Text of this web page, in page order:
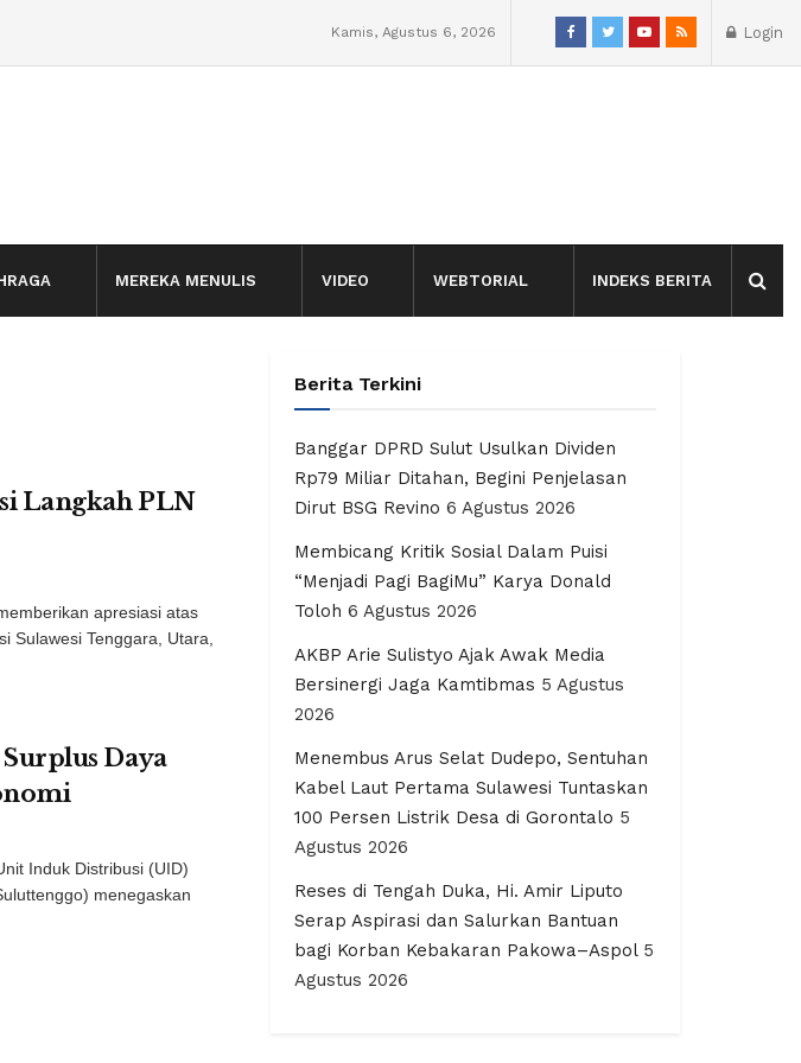
Kamis, Agustus 6, 2026 Login
MEREKA MENULIS VIDEO WEBTORIAL INDEKS BERITA
Langkah PLN
apresiasi atas
Sulawesi Tenggara, Utara,
Daya
Induk Distribusi (UID)
menegaskan
Berita Terkini
Banggar DPRD Sulut Usulkan Dividen
Rp79 Miliar Ditahan, Begini Penjelasan
Dirut BSG Revino 6 Agustus 2026
Membicang Kritik Sosial Dalam Puisi
“Menjadi Pagi BagiMu” Karya Donald
Toloh 6 Agustus 2026
AKBP Arie Sulistyo Ajak Awak Media
Bersinergi Jaga Kamtibmas 5 Agustus
2026
Menembus Arus Selat Dudepo, Sentuhan
Kabel Laut Pertama Sulawesi Tuntaskan
100 Persen Listrik Desa di Gorontalo 5
Agustus 2026
Reses di Tengah Duka, Hi. Amir Liputo
Serap Aspirasi dan Salurkan Bantuan
bagi Korban Kebakaran Pakowa–Aspol 5
Agustus 2026